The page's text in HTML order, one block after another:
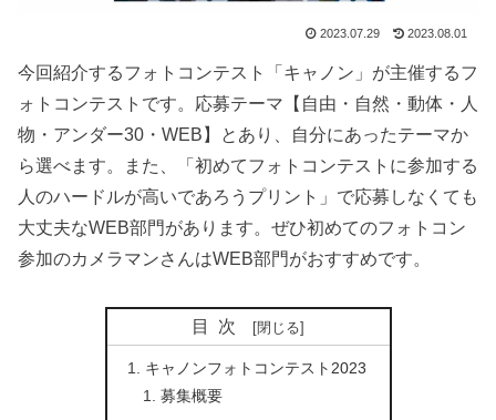
2023.07.29 2023.08.01
今回紹介するフォトコンテスト「キャノン」が主催するフ
ォトコンテストです。応募テーマ【自由・自然・動体・人
物・アンダー30・WEB】とあり、自分にあったテーマか
ら選べます。また、「初めてフォトコンテストに参加する
人のハードルが高いであろうプリント」で応募しなくても
大丈夫なWEB部門があります。ぜひ初めてのフォトコン
参加のカメラマンさんはWEB部門がおすすめです。
目次
キャノンフォトコンテスト2023
募集概要